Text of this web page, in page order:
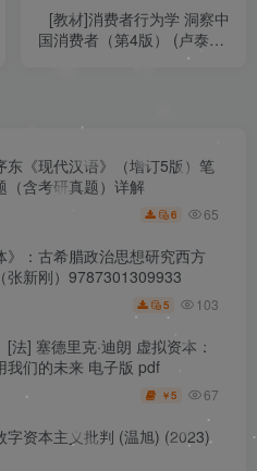
[教材]消费者行为学 洞察中
国消费者（第4版） (卢泰宏)
2021 pdf
东《现代汉语》（增订5版）笔
（含考研真题）详解
6 65
》：古希腊政治思想研究西方
张新刚）9787301309933
5 103
[法] 塞德里克·迪朗 虚拟资本：
我们的未来 电子版 pdf
￥5 67
字资本主义批判 (温旭) (2023)